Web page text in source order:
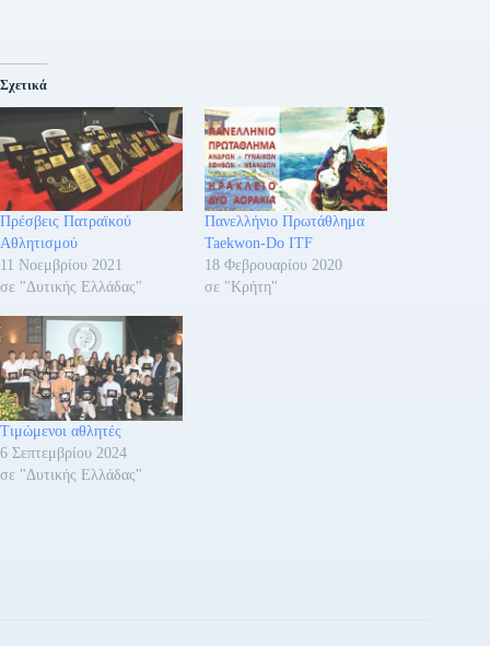
Σχετικά
Πρέσβεις Πατραϊκού
Αθλητισμού
11 Νοεμβρίου 2021
σε "Δυτικής Ελλάδας"
Πανελλήνιο Πρωτάθλημα
Taekwon-Do ITF
18 Φεβρουαρίου 2020
σε "Κρήτη"
Τιμώμενοι αθλητές
6 Σεπτεμβρίου 2024
σε "Δυτικής Ελλάδας"